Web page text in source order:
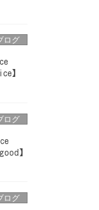
ログ
】
ログ
】
ログ